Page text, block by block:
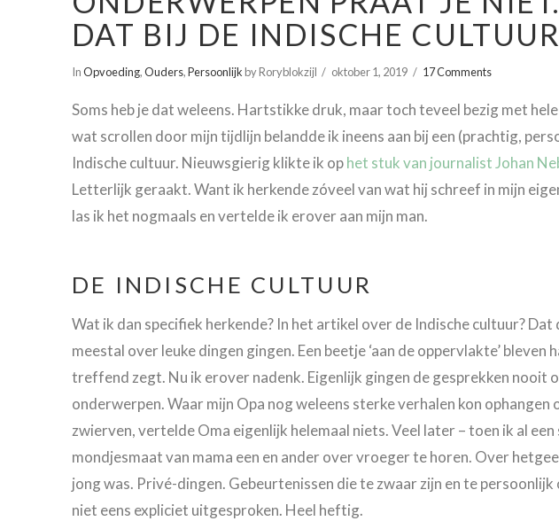
DAT BIJ DE INDISCHE
InOpvoeding,Ouders,Persoonlijk by Roryblokzijl oktober 1, 2019 17 Comments
Soms heb je dat weleens. Hartstikke druk, maar toch teveel bezig met
wat scrollen door mijn tijdlijn belandde ik ineens aan bij een (prachtig,
Indische cultuur. Nieuwsgierig klikte ik ophet stuk van journalist Johan
Letterlijk geraakt. Want ik herkende zóveel van wat hij schreef in mijn
las ik het nogmaals en vertelde ik erover aan mijn man.
DE INDISCHE CULTUUR
Wat ik dan specifiek herkende? In het artikel over de Indische cultuur?
meestal over leuke dingen gingen. Een beetje ‘aan de oppervlakte’ bleven
treffend zegt. Nu ik erover nadenk. Eigenlijk gingen de gesprekken nooit
onderwerpen. Waar mijn Opa nog weleens sterke verhalen kon
zwierven, vertelde Oma eigenlijk helemaal niets. Veel later – toen ik al
mondjesmaat van mama een en ander over vroeger te horen. Over
jong was. Privé-dingen. Gebeurtenissen die te zwaar zijn en te
niet eens expliciet uitgesproken. Heel heftig.